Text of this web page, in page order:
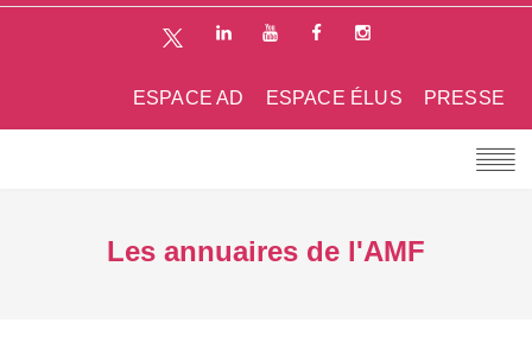
PRESSE
ESPACE ÉLUS
ESPACE AD
Les annuaires de l'AMF